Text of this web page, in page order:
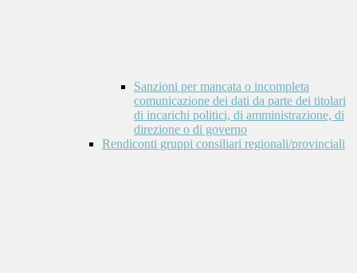
Sanzioni per mancata o incompleta
comunicazione dei dati da parte dei titolari
di incarichi politici, di amministrazione, di
direzione o di governo
Rendiconti gruppi consiliari regionali/provinciali